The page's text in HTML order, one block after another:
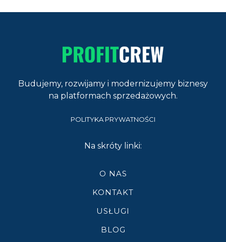
Budujemy, rozwijamy i modernizujemy biznesy
na platformach sprzedażowych.
POLITYKA PRYWATNOŚCI
Na skróty linki:
O NAS
KONTAKT
USŁUGI
BLOG